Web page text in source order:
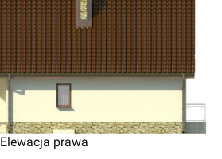
Elewacja prawa